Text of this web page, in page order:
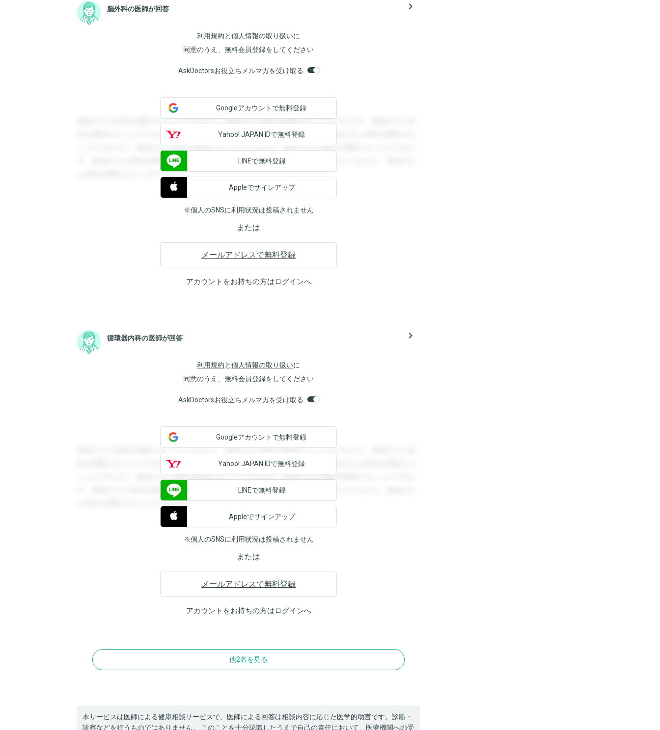
脳外科の医師が回答 navigate_next
利用規約と個人情報の取り扱いに
同意のうえ、無料会員登録をしてください
AskDoctorsお役立ちメルマガを受け取る
登録すると回答を閲覧することができます。登録すると回答を閲覧することができます。登録すると回
答を閲覧することができます。登録すると回答を閲覧することができます。登録すると回答を閲覧する
ことができます。登録すると回答を閲覧することができます。登録すると回答を閲覧することができま
す。登録すると回答を閲覧することができます。登録すると回答を閲覧することができます。登録する
と回答を閲覧することができます。
Googleアカウントで無料登録
Yahoo! JAPAN IDで無料登録
LINEで無料登録
Appleでサインアップ
※個人のSNSに利用状況は投稿されません
または
メールアドレスで無料登録
アカウントをお持ちの方はログインへ
循環器内科の医師が回答 navigate_next
利用規約と個人情報の取り扱いに
同意のうえ、無料会員登録をしてください
AskDoctorsお役立ちメルマガを受け取る
登録すると回答を閲覧することができます。登録すると回答を閲覧することができます。登録すると回
答を閲覧することができます。登録すると回答を閲覧することができます。登録すると回答を閲覧する
ことができます。登録すると回答を閲覧することができます。登録すると回答を閲覧することができま
す。登録すると回答を閲覧することができます。登録すると回答を閲覧することができます。登録する
と回答を閲覧することができます。
Googleアカウントで無料登録
Yahoo! JAPAN IDで無料登録
LINEで無料登録
Appleでサインアップ
※個人のSNSに利用状況は投稿されません
または
メールアドレスで無料登録
アカウントをお持ちの方はログインへ
他2名を見る
本サービスは医師による健康相談サービスで、医師による回答は相談内容に応じた医学的助言です。診断・
診察などを行うものではありません。 このことを十分認識したうえで自己の責任において、医療機関への受